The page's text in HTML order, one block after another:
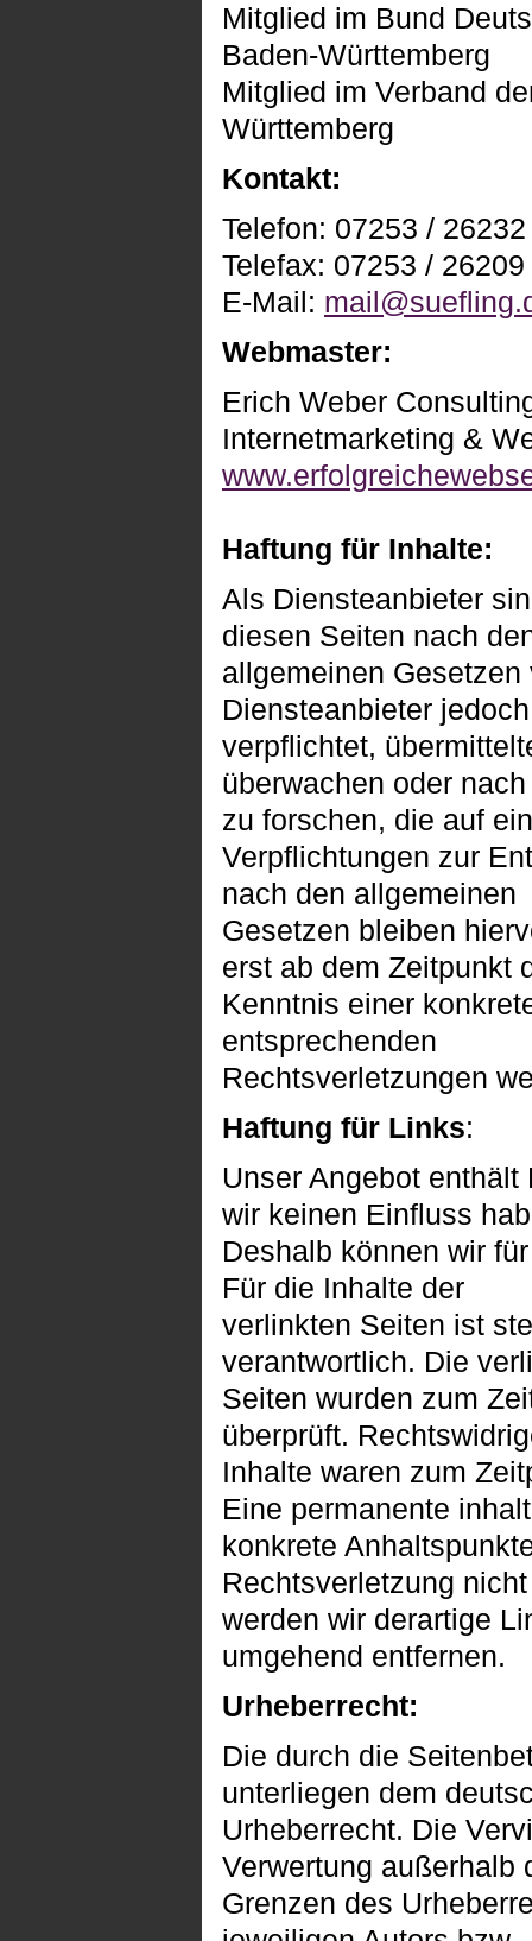
Mitglied im Bund
Baden-Württemberg
Mitglied im Verband
Württemberg
Kontakt:
Telefon: 07253 / 26232
Telefax: 07253 / 26209
E-Mail:
Webmaster:
Erich Weber
Internetmarketing &
Haftung für Inhalte:
Als Diensteanbieter
diesen Seiten nach
allgemeinen
Diensteanbieter
verpflichtet,
überwachen oder
zu forschen, die auf
Verpflichtungen zur
nach den allgemeinen
Gesetzen bleiben
erst ab dem Zeitpunkt
Kenntnis einer
entsprechenden
Rechtsverletzungen
Haftung für Links:
Unser Angebot
wir keinen Einfluss
Deshalb können wir
Für die Inhalte der
verlinkten Seiten ist
verantwortlich. Die
Seiten wurden zum
überprüft.
Inhalte waren zum
Eine permanente
konkrete
Rechtsverletzung
werden wir derartige
umgehend entfernen.
Urheberrecht:
Die durch die
unterliegen dem
Urheberrecht. Die
Verwertung außerhalb
Grenzen des